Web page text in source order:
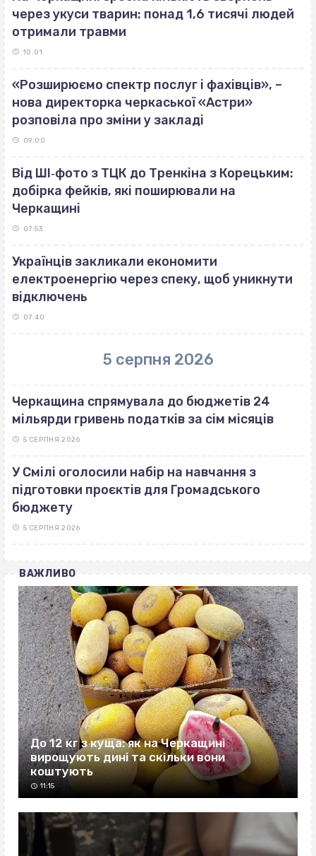
через укуси тварин: понад 1,6 тисячі людей
отримали травми
10:01
«Розширюємо спектр послуг і фахівців», –
нова директорка черкаської «Астри»
розповіла про зміни у закладі
09:00
Від ШІ‐фото з ТЦК до Тренкіна з Корецьким:
добірка фейків, які поширювали на
Черкащині
07:53
Українців закликали економити
електроенергію через спеку, щоб уникнути
відключень
07:40
5 серпня 2026
Черкащина спрямувала до бюджетів 24
мільярди гривень податків за сім місяців
5 СЕРПНЯ 2026
У Смілі оголосили набір на навчання з
підготовки проєктів для Громадського
бюджету
5 СЕРПНЯ 2026
ВАЖЛИВО
До 12 кг з куща: як на Черкащині
вирощують дині та скільки вони
коштують
11:15